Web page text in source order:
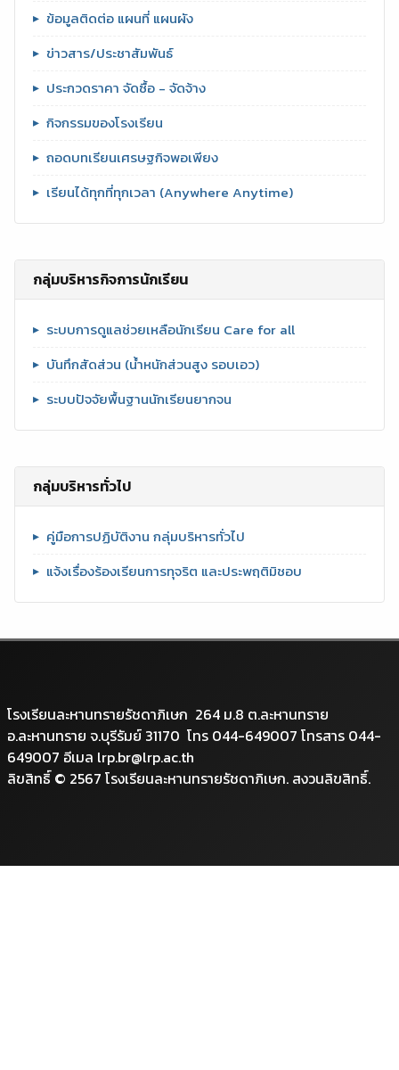
ข้อมูลติดต่อ แผนที่ แผนผัง
ข่าวสาร/ประชาสัมพันธ์
ประกวดราคา จัดซื้อ - จัดจ้าง
กิจกรรมของโรงเรียน
ถอดบทเรียนเศรษฐกิจพอเพียง
เรียนได้ทุกที่ทุกเวลา (Anywhere Anytime)
กลุ่มบริหารกิจการนักเรียน
ระบบการดูแลช่วยเหลือนักเรียน Care for all
บันทึกสัดส่วน (น้ำหนักส่วนสูง รอบเอว)
ระบบปัจจัยพื้นฐานนักเรียนยากจน
กลุ่มบริหารทั่วไป
คู่มือการปฏิบัติงาน กลุ่มบริหารทั่วไป
แจ้งเรื่องร้องเรียนการทุจริต และประพฤติมิชอบ
โรงเรียนละหานทรายรัชดาภิเษก 264 ม.8 ต.ละหานทราย
อ.ละหานทราย จ.บุรีรัมย์ 31170 โทร 044-649007 โทรสาร 044-
649007 อีเมล lrp.br@lrp.ac.th
ลิขสิทธิ์ © 2567 โรงเรียนละหานทรายรัชดาภิเษก. สงวนลิขสิทธิ์.